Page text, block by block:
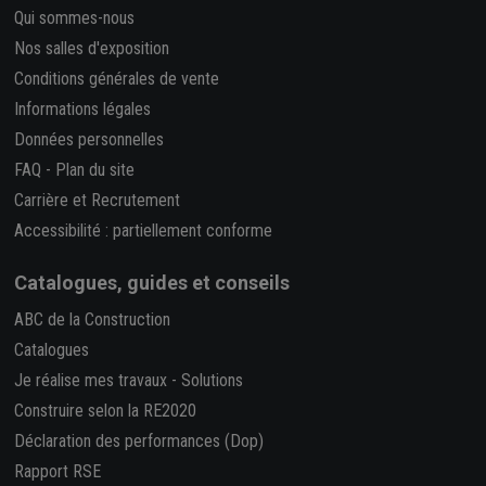
Qui sommes-nous
Nos salles d'exposition
Conditions générales de vente
Informations légales
Données personnelles
FAQ - Plan du site
Carrière et Recrutement
Accessibilité : partiellement conforme
Catalogues, guides et conseils
ABC de la Construction
Catalogues
Je réalise mes travaux - Solutions
Construire selon la RE2020
Déclaration des performances (Dop)
Rapport RSE